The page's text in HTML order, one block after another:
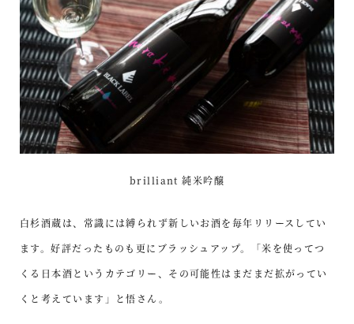
brilliant 純米吟醸
白杉酒蔵は、常識には縛られず新しいお酒を毎年リリースしてい
ます。好評だったものも更にブラッシュアップ。「米を使ってつ
くる日本酒というカテゴリー、その可能性はまだまだ拡がってい
くと考えています」と悟さん。